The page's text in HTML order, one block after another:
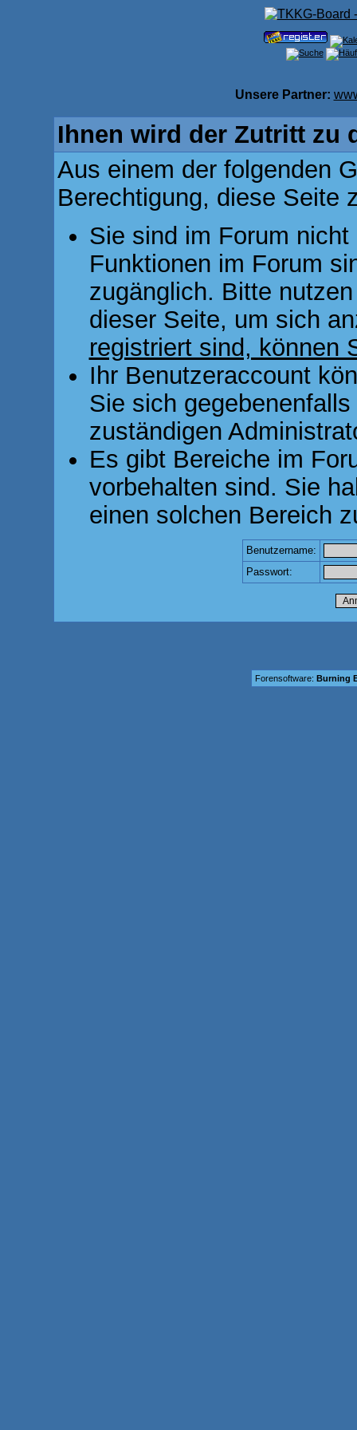
Unsere Partner:
Ihnen wird der Zutritt zu
Aus einem der folgenden
Berechtigung, diese Seite
Sie sind im Forum
Funktionen im Forum
zugänglich. Bitte
dieser Seite, um sich
registriert sind, können
Ihr Benutzeraccount
Sie sich
zuständigen
Es gibt Bereiche im
vorbehalten sind. Sie
einen solchen Bereich
Benutzername:
Passwort:
Forensoftware: Burning